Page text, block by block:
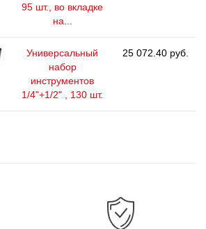
95 шт., во вкладке
на...
Универсальный
набор
инструментов
1/4"+1/2" , 130 шт.
25 072.40 руб.